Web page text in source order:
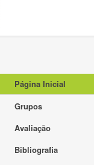
Página Inicial
Grupos
Avaliação
Bibliografia